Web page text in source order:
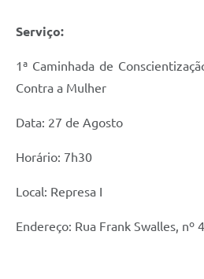
Serviço:
1ª Caminhada de
Contra a Mulher
Data: 27 de Agosto
Horário: 7h30
Local: Represa I
Endereço: Rua Frank Swalles, nº